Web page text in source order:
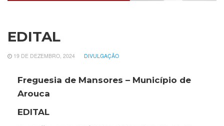
EDITAL
19 DE DEZEMBRO, 2024 DIVULGAÇÃO
Freguesia de Mansores – Município de
Arouca
EDITAL